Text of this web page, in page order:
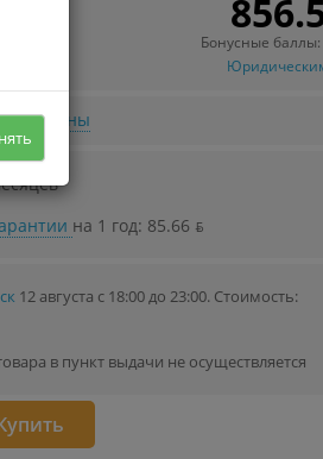
Бонусные баллы:
цены
на 1 год: 85.66 ƃ
12 августа с 18:00 до 23:00. Стоимость:
в пункт выдачи не осуществляется